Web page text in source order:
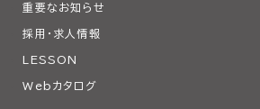
重要なお知らせ
採用・求人情報
LESSON
Webカタログ